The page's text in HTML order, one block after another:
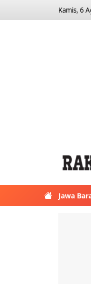
Kamis, 6
Jawa